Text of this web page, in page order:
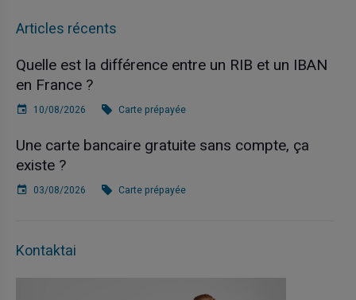
Articles récents
Quelle est la différence entre un RIB et un IBAN
en France ?
10/08/2026 Carte prépayée
Une carte bancaire gratuite sans compte, ça
existe ?
03/08/2026 Carte prépayée
Kontaktai